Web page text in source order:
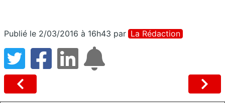
Publié le 2/03/2016 à 16h43 par La Rédaction